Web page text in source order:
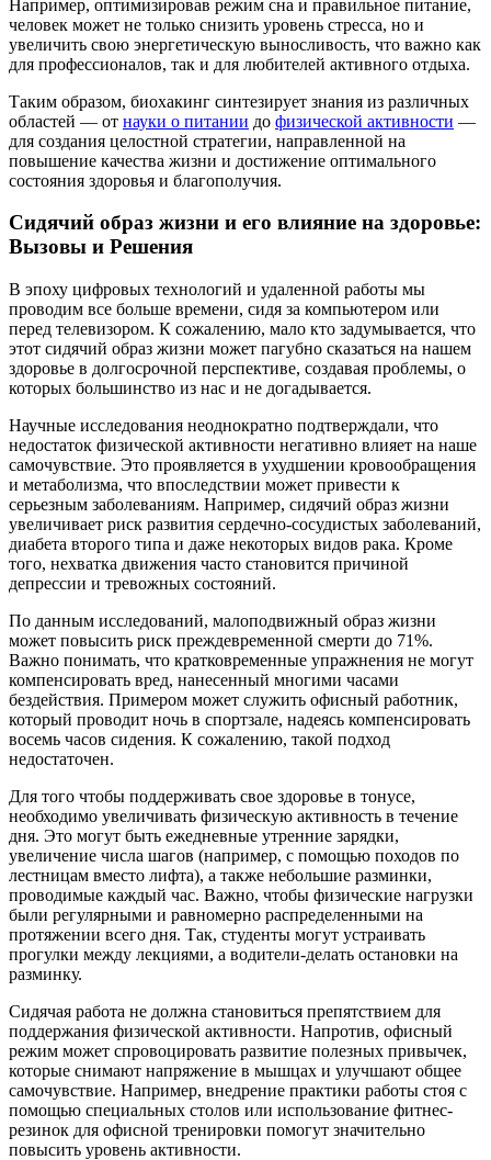
Например, оптимизировав режим сна и правильное питание,
человек может не только снизить уровень стресса, но и
увеличить свою энергетическую выносливость, что важно как
для профессионалов, так и для любителей активного отдыха.
Таким образом, биохакинг синтезирует знания из различных
областей — от науки о питании до физической активности —
для создания целостной стратегии, направленной на
повышение качества жизни и достижение оптимального
состояния здоровья и благополучия.
Сидячий образ жизни и его влияние на здоровье:
Вызовы и Решения
В эпоху цифровых технологий и удаленной работы мы
проводим все больше времени, сидя за компьютером или
перед телевизором. К сожалению, мало кто задумывается, что
этот сидячий образ жизни может пагубно сказаться на нашем
здоровье в долгосрочной перспективе, создавая проблемы, о
которых большинство из нас и не догадывается.
Научные исследования неоднократно подтверждали, что
недостаток физической активности негативно влияет на наше
самочувствие. Это проявляется в ухудшении кровообращения
и метаболизма, что впоследствии может привести к
серьезным заболеваниям. Например, сидячий образ жизни
увеличивает риск развития сердечно-сосудистых заболеваний,
диабета второго типа и даже некоторых видов рака. Кроме
того, нехватка движения часто становится причиной
депрессии и тревожных состояний.
По данным исследований, малоподвижный образ жизни
может повысить риск преждевременной смерти до 71%.
Важно понимать, что кратковременные упражнения не могут
компенсировать вред, нанесенный многими часами
бездействия. Примером может служить офисный работник,
который проводит ночь в спортзале, надеясь компенсировать
восемь часов сидения. К сожалению, такой подход
недостаточен.
Для того чтобы поддерживать свое здоровье в тонусе,
необходимо увеличивать физическую активность в течение
дня. Это могут быть ежедневные утренние зарядки,
увеличение числа шагов (например, с помощью походов по
лестницам вместо лифта), а также небольшие разминки,
проводимые каждый час. Важно, чтобы физические нагрузки
были регулярными и равномерно распределенными на
протяжении всего дня. Так, студенты могут устраивать
прогулки между лекциями, а водители-делать остановки на
разминку.
Сидячая работа не должна становиться препятствием для
поддержания физической активности. Напротив, офисный
режим может спровоцировать развитие полезных привычек,
которые снимают напряжение в мышцах и улучшают общее
самочувствие. Например, внедрение практики работы стоя с
помощью специальных столов или использование фитнес-
резинок для офисной тренировки помогут значительно
повысить уровень активности.